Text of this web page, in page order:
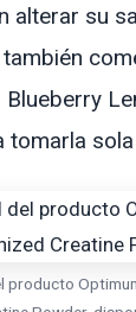
alterar su
tomarla
producto